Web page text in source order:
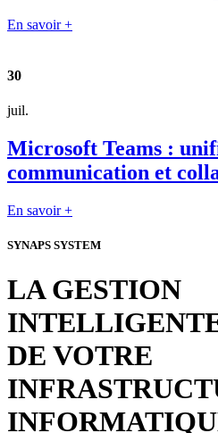
En savoir +
30
juil.
Microsoft Teams :
communication et
En savoir +
SYNAPS SYSTEM
LA GESTION
DE VOTRE